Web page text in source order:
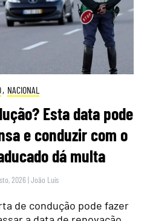
, NACIONAL
Esta data pode
e conduzir com o
dá multa
2026 |João Luís
de condução pode fazer